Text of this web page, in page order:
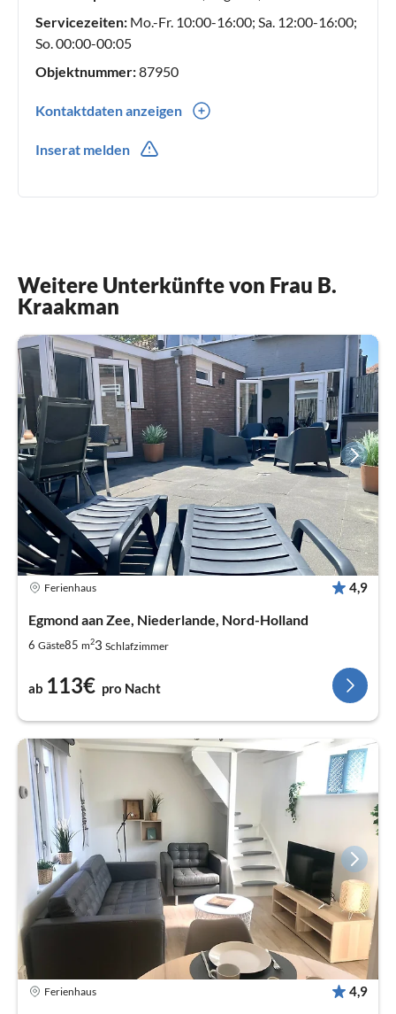
Servicezeiten: Mo.-Fr. 10:00-16:00; Sa. 12:00-16:00;
So. 00:00-00:05
Objektnummer:87950
Kontaktdaten anzeigen
Inserat melden
Weitere Unterkünfte von Frau B.
Kraakman
Ferienhaus 4,9
Egmond aan Zee, Niederlande, Nord-Holland
6 Gäste85 m23 Schlafzimmer
ab 113€ pro Nacht
Ferienhaus 4,9